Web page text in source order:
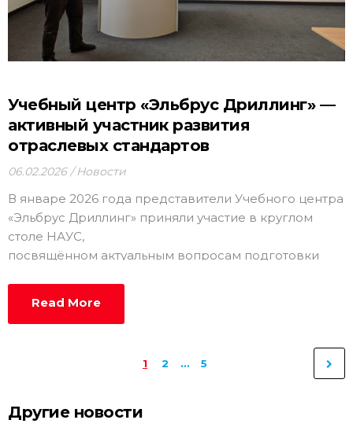
Учебный центр «Эльбрус Дриллинг» —
активный участник развития
отраслевых стандартов
06.02.2026 Новости
В январе 2026 года представители Учебного центра
«Эльбрус Дриллинг» приняли участие в круглом
столе НАУС,
посвящённом актуальным вопросам подготовки
Read More
1 2 … 5
Другие новости